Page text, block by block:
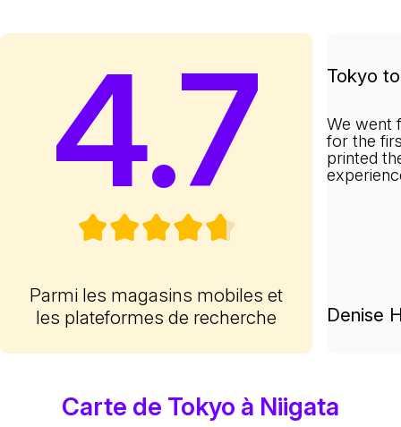
4.7
Parmi les magasins mobiles et
les plateformes de recherche
Tokyo
We went
for the
printed
Denise
Carte de Tokyo à Niigata